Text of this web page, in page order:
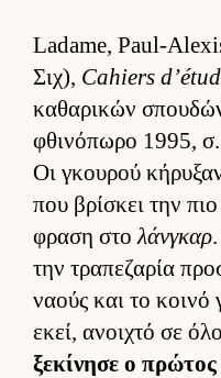
Ladame, Paul-
Σιχ), Cahiers
καθαρικών
φθινόπωρο 1995,
Οι γκου­ρού
που βρίσκει την
φραση στο λάνγκαρ
την τραπεζαρία
ναούς και το κοινό
εκεί, ανοι­χτό σε
ξεκίνησε ο